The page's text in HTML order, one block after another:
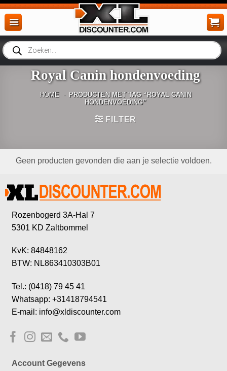
Ga
naar
inhoud
Producten
zoeken
Royal Canin hondenvoeding
HOME - PRODUCTEN MET TAG “ROYAL CANIN
HONDENVOEDING”
FILTER
Geen producten gevonden die aan je selectie voldoen.
Rozenbogerd 3A-Hal 7
5301 KD Zaltbommel
KvK: 84848162
BTW: NL863410303B01
Tel.: (0418) 79 45 41
Whatsapp: +31418794541
E-mail: info@xldiscounter.com
Account Gegevens